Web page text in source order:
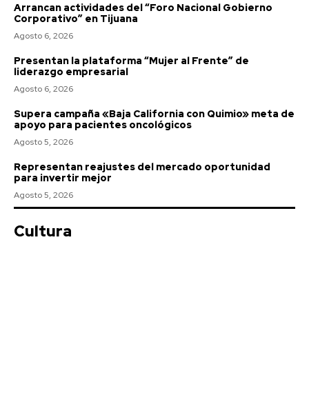
Arrancan actividades del “Foro Nacional Gobierno
Corporativo” en Tijuana
Agosto 6, 2026
Presentan la plataforma “Mujer al Frente” de
liderazgo empresarial
Agosto 6, 2026
Supera campaña «Baja California con Quimio» meta de
apoyo para pacientes oncológicos
Agosto 5, 2026
Representan reajustes del mercado oportunidad
para invertir mejor
Agosto 5, 2026
Cultura